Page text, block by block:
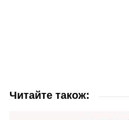
Читайте також: